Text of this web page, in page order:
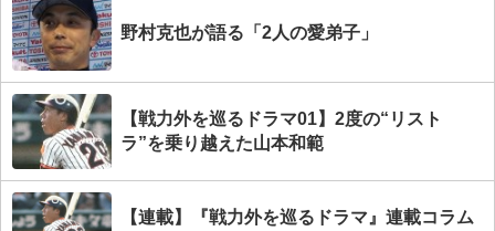
野村克也が語る「2人の愛弟子」
【戦力外を巡るドラマ01】2度の“リスト
ラ”を乗り越えた山本和範
【連載】『戦力外を巡るドラマ』連載コラム